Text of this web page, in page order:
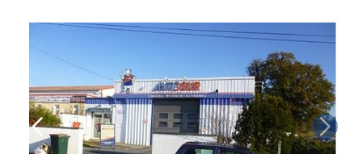
• le contrôle des véhicules hybrides ou électriques
• le contrôle technique des véhicules GPL/Gaz*
• le contrôle de la Catégorie L (moto, scooter, mobylette, 3
roues, quad, voiturette, voiture sans permis)